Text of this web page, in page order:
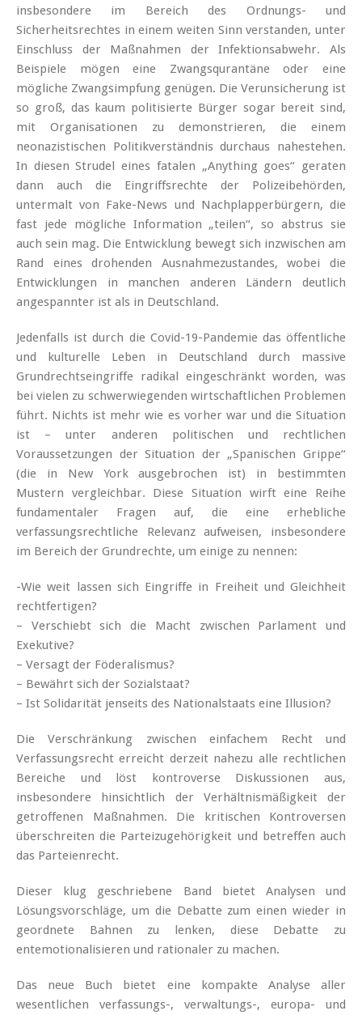
insbesondere im Bereich des Ordnungs- und
Sicherheitsrechtes in einem weiten Sinn verstanden, unter
Einschluss der Maßnahmen der Infektionsabwehr. Als
Beispiele mögen eine Zwangsqurantäne oder eine
mögliche Zwangsimpfung genügen. Die Verunsicherung ist
so groß, das kaum politisierte Bürger sogar bereit sind,
mit Organisationen zu demonstrieren, die einem
neonazistischen Politikverständnis durchaus nahestehen.
In diesen Strudel eines fatalen „Anything goes“ geraten
dann auch die Eingriffsrechte der Polizeibehörden,
untermalt von Fake-News und Nachplapperbürgern, die
fast jede mögliche Information „teilen“, so abstrus sie
auch sein mag. Die Entwicklung bewegt sich inzwischen am
Rand eines drohenden Ausnahmezustandes, wobei die
Entwicklungen in manchen anderen Ländern deutlich
angespannter ist als in Deutschland.
Jedenfalls ist durch die Covid-19-Pandemie das öffentliche
und kulturelle Leben in Deutschland durch massive
Grundrechtseingriffe radikal eingeschränkt worden, was
bei vielen zu schwerwiegenden wirtschaftlichen Problemen
führt. Nichts ist mehr wie es vorher war und die Situation
ist – unter anderen politischen und rechtlichen
Voraussetzungen der Situation der „Spanischen Grippe“
(die in New York ausgebrochen ist) in bestimmten
Mustern vergleichbar. Diese Situation wirft eine Reihe
fundamentaler Fragen auf, die eine erhebliche
verfassungsrechtliche Relevanz aufweisen, insbesondere
im Bereich der Grundrechte, um einige zu nennen:
-Wie weit lassen sich Eingriffe in Freiheit und Gleichheit
rechtfertigen?
– Verschiebt sich die Macht zwischen Parlament und
Exekutive?
– Versagt der Föderalismus?
– Bewährt sich der Sozialstaat?
– Ist Solidarität jenseits des Nationalstaats eine Illusion?
Die Verschränkung zwischen einfachem Recht und
Verfassungsrecht erreicht derzeit nahezu alle rechtlichen
Bereiche und löst kontroverse Diskussionen aus,
insbesondere hinsichtlich der Verhältnismäßigkeit der
getroffenen Maßnahmen. Die kritischen Kontroversen
überschreiten die Parteizugehörigkeit und betreffen auch
das Parteienrecht.
Dieser klug geschriebene Band bietet Analysen und
Lösungsvorschläge, um die Debatte zum einen wieder in
geordnete Bahnen zu lenken, diese Debatte zu
entemotionalisieren und rationaler zu machen.
Das neue Buch bietet eine kompakte Analyse aller
wesentlichen verfassungs-, verwaltungs-, europa- und